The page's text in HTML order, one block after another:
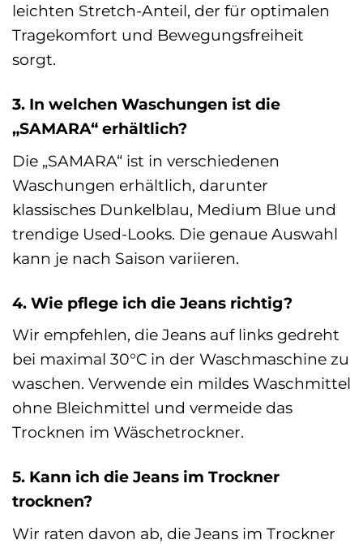
leichten Stretch-Anteil, der für optimalen
Tragekomfort und Bewegungsfreiheit
sorgt.
3. In welchen Waschungen ist die
„SAMARA“ erhältlich?
Die „SAMARA“ ist in verschiedenen
Waschungen erhältlich, darunter
klassisches Dunkelblau, Medium Blue und
trendige Used-Looks. Die genaue Auswahl
kann je nach Saison variieren.
4. Wie pflege ich die Jeans richtig?
Wir empfehlen, die Jeans auf links gedreht
bei maximal 30°C in der Waschmaschine zu
waschen. Verwende ein mildes Waschmittel
ohne Bleichmittel und vermeide das
Trocknen im Wäschetrockner.
5. Kann ich die Jeans im Trockner
trocknen?
Wir raten davon ab, die Jeans im Trockner